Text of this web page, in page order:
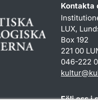
Kontakta
LUX,
Box 192
221 00
046-222
kultur@
Följ oss i